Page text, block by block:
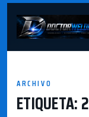
ARCHIVO
ETIQUETA: